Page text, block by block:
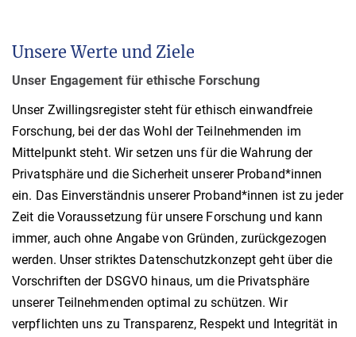
Unsere Werte und Ziele
Unser Engagement für ethische Forschung
Unser Zwillingsregister steht für ethisch einwandfreie
Forschung, bei der das Wohl der Teilnehmenden im
Mittelpunkt steht. Wir setzen uns für die Wahrung der
Privatsphäre und die Sicherheit unserer Proband*innen
ein. Das Einverständnis unserer Proband*innen ist zu jeder
Zeit die Voraussetzung für unsere Forschung und kann
immer, auch ohne Angabe von Gründen, zurückgezogen
werden. Unser striktes Datenschutzkonzept geht über die
Vorschriften der DSGVO hinaus, um die Privatsphäre
unserer Teilnehmenden optimal zu schützen. Wir
verpflichten uns zu Transparenz, Respekt und Integrität in